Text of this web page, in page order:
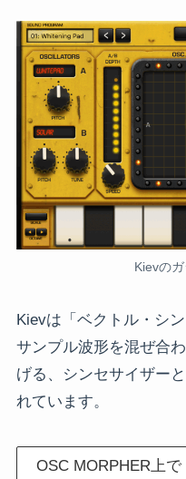
Kievの
Kievは「ベクトル・シ
サンプル波形を混ぜ合
げる、シンセサイザー
れています。
OSC MORPHER上